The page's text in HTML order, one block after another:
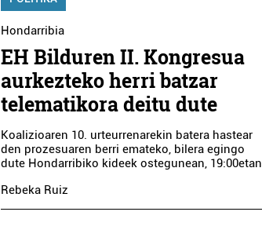
Hondarribia
EH Bilduren II. Kongresua
aurkezteko herri batzar
telematikora deitu dute
Koalizioaren 10. urteurrenarekin batera hastear
den prozesuaren berri emateko, bilera egingo
dute Hondarribiko kideek ostegunean, 19:00etan.
Rebeka Ruiz